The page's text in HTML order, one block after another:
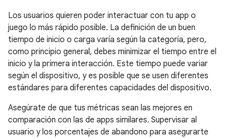
Los usuarios quieren poder interactuar con tu app o
juego lo más rápido posible. La definición de un buen
tiempo de inicio o carga varía según la categoría, pero,
como principio general, debes minimizar el tiempo entre el
inicio y la primera interacción. Este tiempo puede variar
según el dispositivo, y es posible que se usen diferentes
estándares para diferentes capacidades del dispositivo.
Asegúrate de que tus métricas sean las mejores en
comparación con las de apps similares. Supervisar al
usuario y los porcentajes de abandono para asegurarte